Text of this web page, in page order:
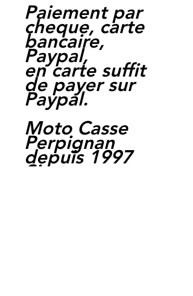
Paiement par
cheque, carte
bancaire,
Paypal,
en carte suffit
de payer sur
Paypal.
Moto Casse
Perpignan
depuis 1997
Siret: